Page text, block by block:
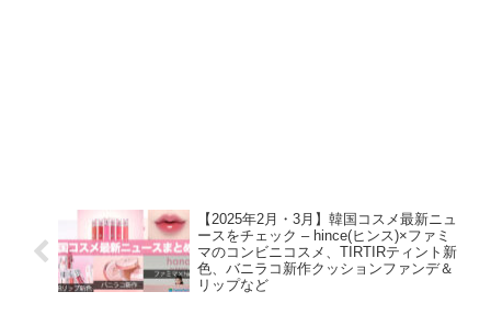
【2025年2月・3月】韓国コスメ最新ニュ
ースをチェック – hince(ヒンス)×ファミ
マのコンビニコスメ、TIRTIRティント新
色、バニラコ新作クッションファンデ＆
リップなど